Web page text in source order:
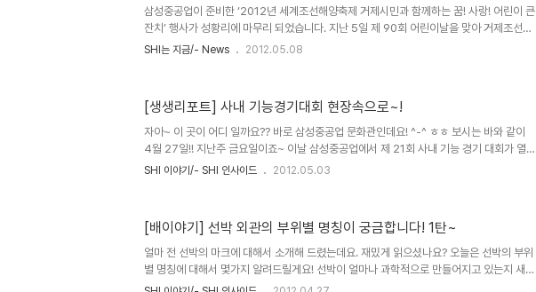
선급회사 ABS에서 원어민 교사로 참여한 미국과 브라질 국적의 선생님들이 직접 모국을
소개하기도..
삼성중공업이 준비한 ‘2012년 세계조선해양축제 거제시민과 함께하는 꿈! 사랑! 어린이 큰
잔치’ 행사가 성황리에 마무리 되었습니다. 지난 5일 제 90회 어린이날을 맞아 거제조선소
A운동장에서 열린 이번 행사는 '2012년 세계조선해양축제'와 연계해 어린이들에게 꿈과
한 하루를 보냈습니다. 운동장 중앙에는 장애물 통과, 레이싱 카 등 다양한 놀이시설이 운영
되었으며, 승마, 리본공예 등 가족이 함께 할 수 있는 체험의 장도 펼쳐졌습니다. 또한, ..
SHI는 지금/- News 2012.05.08
[생생리포트] 사내 기능경기대회 현장속으로~!
자아~ 이 곳이 어디 일까요?? 바로 삼성중공업 문화관인데요! ^-^ ㅎㅎ 보시는 바와 같이
4월 27일!! 지난주 금요일이죠~ 이날 삼성중공업에서 제 21회 사내 기능 경기 대회가 열
렸습니다!! 근데 문화관에서 대회를 하느냐?? 그건 아니구요~ 이곳에선 개막식이 진행되었
하고 있어요~ 선수들의 각오 인터뷰와 응원 나온 부서원들의 화이팅 인터뷰까지~^---^ㅎ
ㅎ 지금 이곳에선 의장 단체팀들의 경기 설명회를 하고 있어요~ 작년 대비 ..
SHI 이야기/- SHI 인사이드 2012.05.03
[배이야기] 선박 외관의 부위별 명칭이 궁금합니다! 1탄~
얼마 전 선박의 마크에 대해서 소개해 드렸는데요. 재밌게 읽으셨나요? 오늘은 선박의 부위
별 명칭에 대해서 몇가지 알려드릴게요! 선박이 얼마나 과학적으로 만들어지고 있는지 새삼
느끼게 되실거예요~! 제일 먼저 소개할 명칭은 바로! 구상선수(bulbous bow)인데요. 아